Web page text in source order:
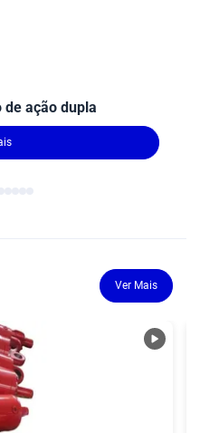
ação dupla
Ver Mais